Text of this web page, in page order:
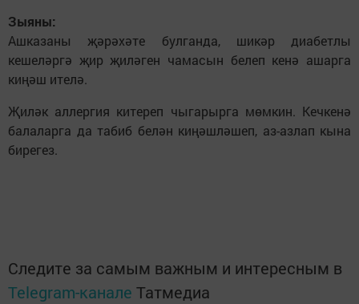
Зыяны:
Ашказаны җәрәхәте булганда, шикәр диабетлы
кешеләргә җир җиләген чамасын белеп кенә ашарга
киңәш ителә.
Җиләк аллергия китереп чыгарырга мөмкин. Кечкенә
балаларга да табиб белән киңәшләшеп, аз-азлап кына
бирегез.
Следите за самым важным и интересным в
Telegram-канале Татмедиа